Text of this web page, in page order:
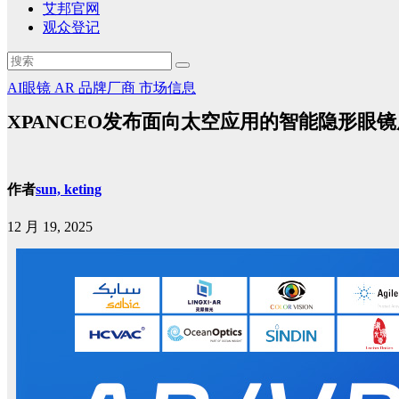
艾邦官网
观众登记
AI眼镜 AR 品牌厂商 市场信息
XPANCEO发布面向太空应用的智能隐形眼
作者sun, keting
12 月 19, 2025